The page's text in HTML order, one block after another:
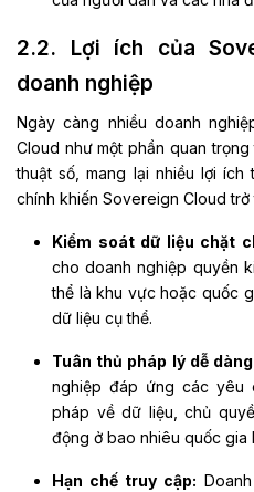
2.2. Lợi ích của
doanh nghiệp
Ngày càng nhiều doanh
Cloud như một phần quan
thuật số, mang lại nhiều lợi
chính khiến Sovereign Cloud
Kiểm soát dữ liệu chặt
cho doanh nghiệp quyền
thể là khu vực hoặc quốc
dữ liệu cụ thể.
Tuân thủ pháp lý dễ
nghiệp đáp ứng các yêu
pháp về dữ liệu, chủ
động ở bao nhiêu quốc gia
Hạn chế truy cập: